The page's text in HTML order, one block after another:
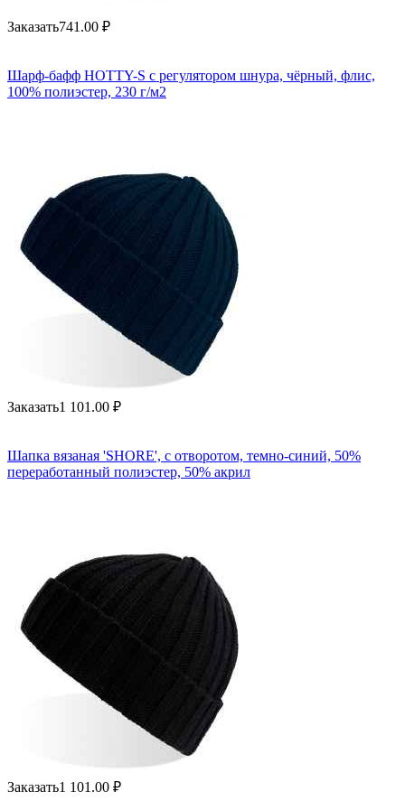
Заказать741.00 ₽
Шарф-бафф HOTTY-S с регулятором шнура, чёрный, флис,
100% полиэстер, 230 г/м2
Заказать1 101.00 ₽
Шапка вязаная 'SHORE', с отворотом, темно-синий, 50%
переработанный полиэстер, 50% акрил
Заказать1 101.00 ₽